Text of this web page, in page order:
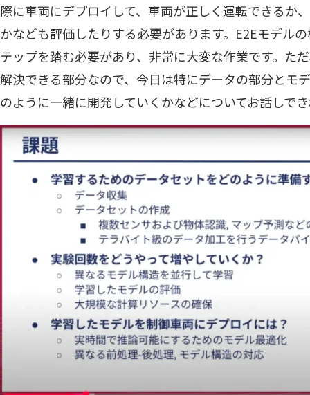
際に車両にデプロイして、車両が正しく運転できるか
かなども評価したりする必要があります。E2Eモデル
テップを踏む必要があり、非常に大変な作業です。た
解決できる部分なので、今日は特にデータの部分とモ
のように一緒に開発していくかなどについてお話しで